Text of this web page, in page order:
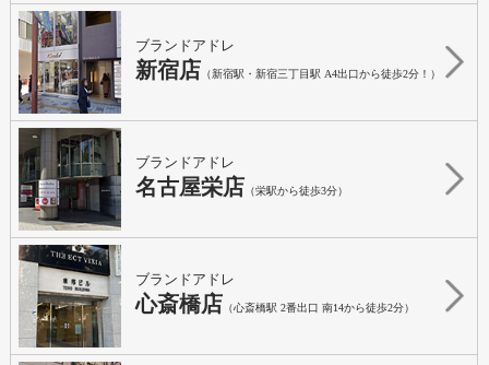
ブランドアドレ
新宿店 （新宿駅・新宿三丁目駅 A4出口から徒歩2分！）
ブランドアドレ
名古屋栄店 （栄駅から徒歩3分）
ブランドアドレ
心斎橋店 （心斎橋駅 2番出口 南14から徒歩2分）